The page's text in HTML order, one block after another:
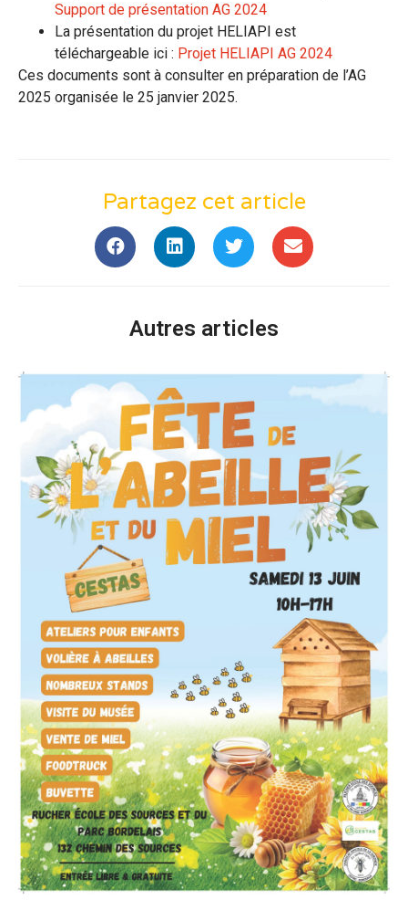
Support de présentation AG 2024
La présentation du projet HELIAPI est
téléchargeable ici : Projet HELIAPI AG 2024
Ces documents sont à consulter en préparation de l’AG
2025 organisée le 25 janvier 2025.
Partagez cet article
Autres articles